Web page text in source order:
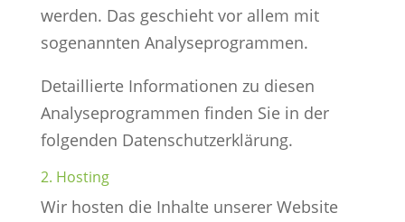
werden. Das geschieht vor allem mit
sogenannten Analyseprogrammen.
Detaillierte Informationen zu diesen
Analyseprogrammen finden Sie in der
folgenden Datenschutzerklärung.
2. Hosting
Wir hosten die Inhalte unserer Website